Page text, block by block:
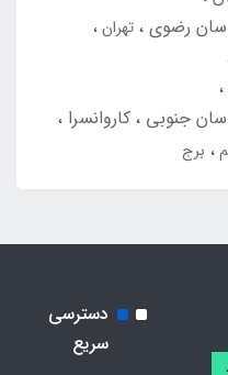
رضوی
تهران
جنوبی کاروانسرا
برج
دسترسی
سریع